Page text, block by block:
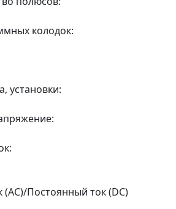
колодок:
установки:
Постоянный ток (DC)